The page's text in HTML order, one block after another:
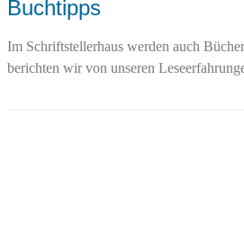
Buchtipps
Im Schriftstellerhaus werden auch
berichten wir von unseren